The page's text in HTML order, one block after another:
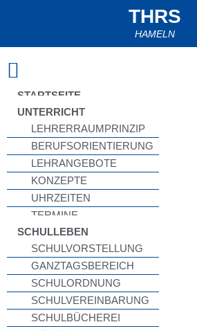
THRS
HAMELN
STARTSEITE
UNTERRICHT
LEHRERRAUMPRINZIP
BERUFSORIENTIERUNG
LEHRANGEBOTE
KONZEPTE
UHRZEITEN
TERMINE
SCHULLEBEN
SCHULVORSTELLUNG
GANZTAGSBEREICH
SCHULORDNUNG
SCHULVEREINBARUNG
SCHULBÜCHEREI